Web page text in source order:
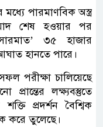
মধ্যে পারমাণবিক অস্ত্র
শেষ হওয়ার পর
৩৫ হাজার
হানতে পারে।
পরীক্ষা চালিয়েছে
লক্ষ্যবস্তুতে
প্রদর্শন বৈশ্বিক
করে তুলেছে।